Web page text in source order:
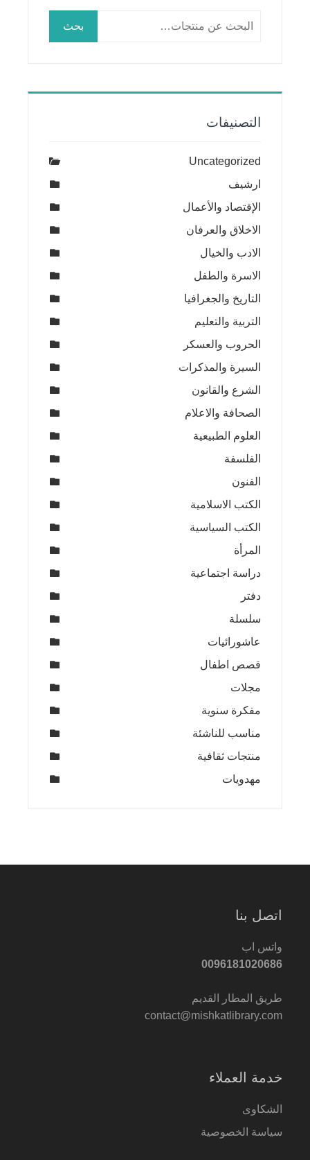
بحث
التصنيفات
Uncategorized
ارشيف
الإقتصاد والأعمال
الاخلاق والعرفان
الادب والخيال
الاسرة والطفل
التاريخ والجغرافيا
التربية والتعليم
الحروب والعسكر
السيرة والمذكرات
الشرع والقانون
الصحافة والاعلام
العلوم الطبيعية
الفلسفة
الفنون
الكتب الاسلامية
الكتب السياسية
المرأة
دراسة اجتماعية
دفتر
سلسلة
عاشورائيات
قصص اطفال
مجلات
مفكرة سنوية
مناسب للناشئة
منتجات ثقافية
مهدويات
اتصل بنا
واتس اب
0096181020686
طريق المطار القديم
contact@mishkatlibrary.com
خدمة العملاء
الشكاوى
سياسة الخصوصية